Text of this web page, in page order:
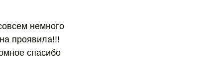
немного
проявила!!!
спасибо